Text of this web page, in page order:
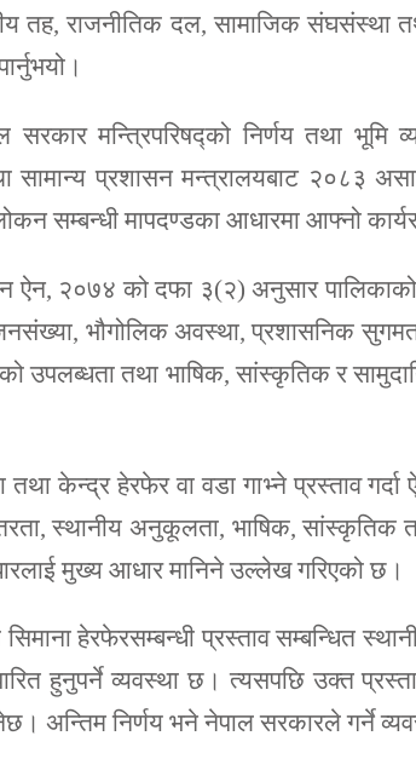
तह, राजनीतिक दल, सामाजिक संघसंस्था
मन्त्रिपरिषद्को निर्णय तथा भूमि
सामान्य प्रशासन मन्त्रालयबाट २०८३
सम्बन्धी मापदण्डका आधारमा आफ्नो
ऐन, २०७४ को दफा ३(२) अनुसार
जनसंख्या, भौगोलिक अवस्था, प्रशासनिक
उपलब्धता तथा भाषिक, सांस्कृतिक र
तथा केन्द्र हेरफेर वा वडा गाभ्ने प्रस्ताव
स्थानीय अनुकूलता, भाषिक, सांस्कृतिक
मुख्य आधार मानिने उल्लेख गरिएको छ।
हेरफेरसम्बन्धी प्रस्ताव सम्बन्धित
हुनुपर्ने व्यवस्था छ। त्यसपछि उक्त
अन्तिम निर्णय भने नेपाल सरकारले गर्ने